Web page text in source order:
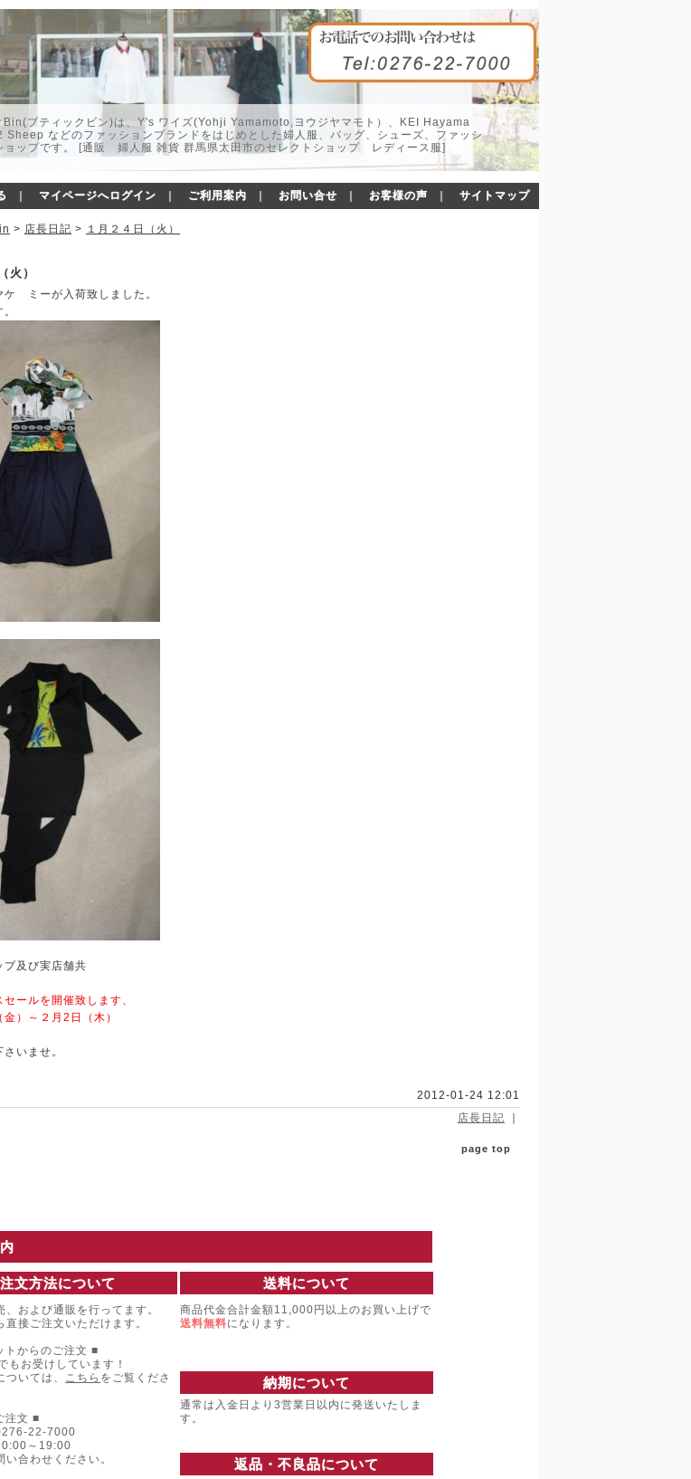
Bin(ブティックビン)は、Y's ワイズ(Yohji Yamamoto,ヨウジヤマモト）、KEI Hayama
などのファッションブランドをはじめとした婦人服、バッグ、シューズ、ファッシ
ョップです。 [通販 婦人服 雑貨 群馬県太田市のセレクトショップ レディース服]
マイページへログイン ご利用案内 お問い合せ お客様の声 サイトマップ
> 店長日記 > １月２４日（火）
火）
ケ ミーが入荷致しました。
プ及び実店舗共
ールを開催致します、
金）～２月2日（木）
いませ。
2012-01-24 12:01
店長日記
page top
文方法について
、および通販を行ってます。
直接ご注文いただけます。
トからのご注文 ■
お受けしています！
いては、 こちら をご覧くださ
注文 ■
22-7000
～19:00
合わせください。
送料について
商品代金合計金額11,000円以上のお買い上げで
送料無料になります。
納期について
通常は入金日より3営業日以内に発送いたしま
す。
返品・不良品について